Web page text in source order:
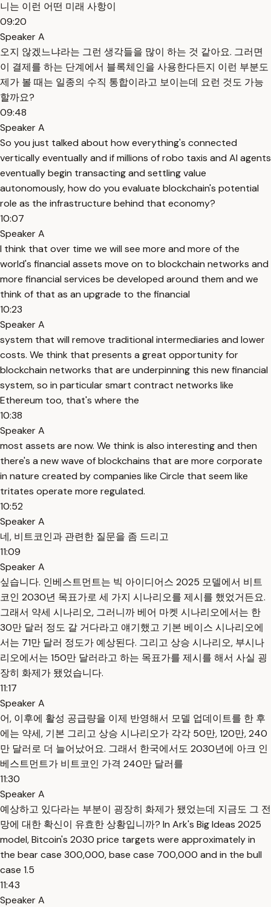
니는 이런 어떤 미래 사항이
09:20
Speaker A
오지 않겠느냐라는 그런 생각들을 많이 하는 것 같아요. 그러면
이 결제를 하는 단계에서 블록체인을 사용한다든지 이런 부분도
제가 볼 때는 일종의 수직 통합이라고 보이는데 요런 것도 가능
할까요?
09:48
Speaker A
So you just talked about how everything's connected
vertically eventually and if millions of robo taxis and AI agents
eventually begin transacting and settling value
autonomously, how do you evaluate blockchain's potential
role as the infrastructure behind that economy?
10:07
Speaker A
I think that over time we will see more and more of the
world's financial assets move on to blockchain networks and
more financial services be developed around them and we
think of that as an upgrade to the financial
10:23
Speaker A
system that will remove traditional intermediaries and lower
costs. We think that presents a great opportunity for
blockchain networks that are underpinning this new financial
system, so in particular smart contract networks like
Ethereum too, that's where the
10:38
Speaker A
most assets are now. We think is also interesting and then
there's a new wave of blockchains that are more corporate
in nature created by companies like Circle that seem like
tritates operate more regulated.
10:52
Speaker A
네, 비트코인과 관련한 질문을 좀 드리고
11:09
Speaker A
싶습니다. 인베스트먼트는 빅 아이디어스 2025 모델에서 비트
코인 2030년 목표가로 세 가지 시나리오를 제시를 했었거든요.
그래서 약세 시나리오, 그러니까 베어 마켓 시나리오에서는 한
30만 달러 정도 갈 거다라고 얘기했고 기본 베이스 시나리오에
서는 71만 달러 정도가 예상된다. 그리고 상승 시나리오, 부시나
리오에서는 150만 달러라고 하는 목표가를 제시를 해서 사실 굉
장히 화제가 됐었습니다.
11:17
Speaker A
어, 이후에 활성 공급량을 이제 반영해서 모델 업데이트를 한 후
에는 약세, 기본 그리고 상승 시나리오가 각각 50만, 120만, 240
만 달러로 더 늘어났어요. 그래서 한국에서도 2030년에 아크 인
베스트먼트가 비트코인 가격 240만 달러를
11:30
Speaker A
예상하고 있다라는 부분이 굉장히 화제가 됐었는데 지금도 그 전
망에 대한 확신이 유효한 상황입니까? In Ark's Big Ideas 2025
model, Bitcoin's 2030 price targets were approximately in
the bear case 300,000, base case 700,000 and in the bull
case 1.5
11:43
Speaker A